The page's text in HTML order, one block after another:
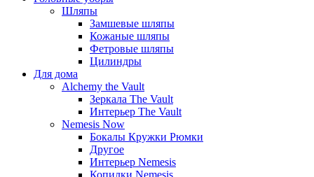
Шляпы
Замшевые шляпы
Кожаные шляпы
Фетровые шляпы
Цилиндры
Для дома
Alchemy the Vault
Зеркала The Vault
Интерьер The Vault
Nemesis Now
Бокалы Кружки Рюмки
Другое
Интерьер Nemesis
Копилки Nemesis